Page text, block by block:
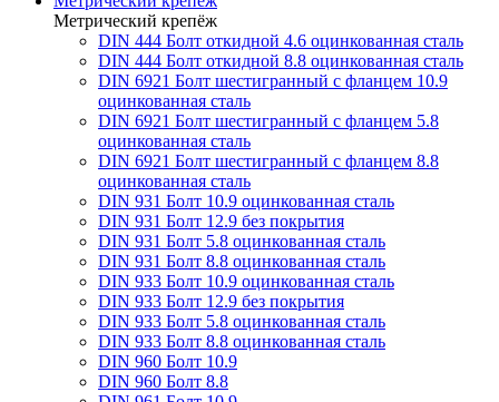
Метрический крепёж
DIN 444 Болт откидной 4.6 оцинкованная сталь
DIN 444 Болт откидной 8.8 оцинкованная сталь
DIN 6921 Болт шестигранный с фланцем 10.9
оцинкованная сталь
DIN 6921 Болт шестигранный с фланцем 5.8
оцинкованная сталь
DIN 6921 Болт шестигранный с фланцем 8.8
оцинкованная сталь
DIN 931 Болт 10.9 оцинкованная сталь
DIN 931 Болт 12.9 без покрытия
DIN 931 Болт 5.8 оцинкованная сталь
DIN 931 Болт 8.8 оцинкованная сталь
DIN 933 Болт 10.9 оцинкованная сталь
DIN 933 Болт 12.9 без покрытия
DIN 933 Болт 5.8 оцинкованная сталь
DIN 933 Болт 8.8 оцинкованная сталь
DIN 960 Болт 10.9
DIN 960 Болт 8.8